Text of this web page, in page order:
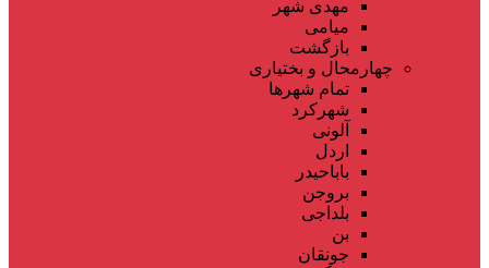
مهدی شهر
میامی
بازگشت
چهارمحال و بختیاری
تمام شهر‌ها
شهرکرد
آلونی
اردل
باباحیدر
بروجن
بلداجی
بن
جونقان